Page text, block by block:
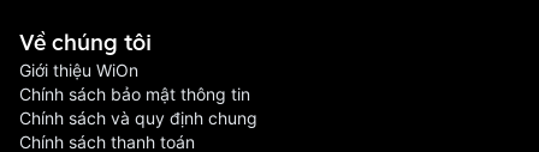
Về chúng tôi
Giới thiệu WiOn
Chính sách bảo mật thông tin
Chính sách và quy định chung
Chính sách thanh toán